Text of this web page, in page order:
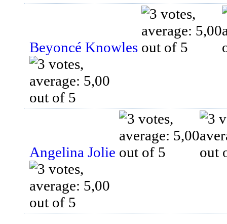
Beyoncé Knowles
Angelina Jolie